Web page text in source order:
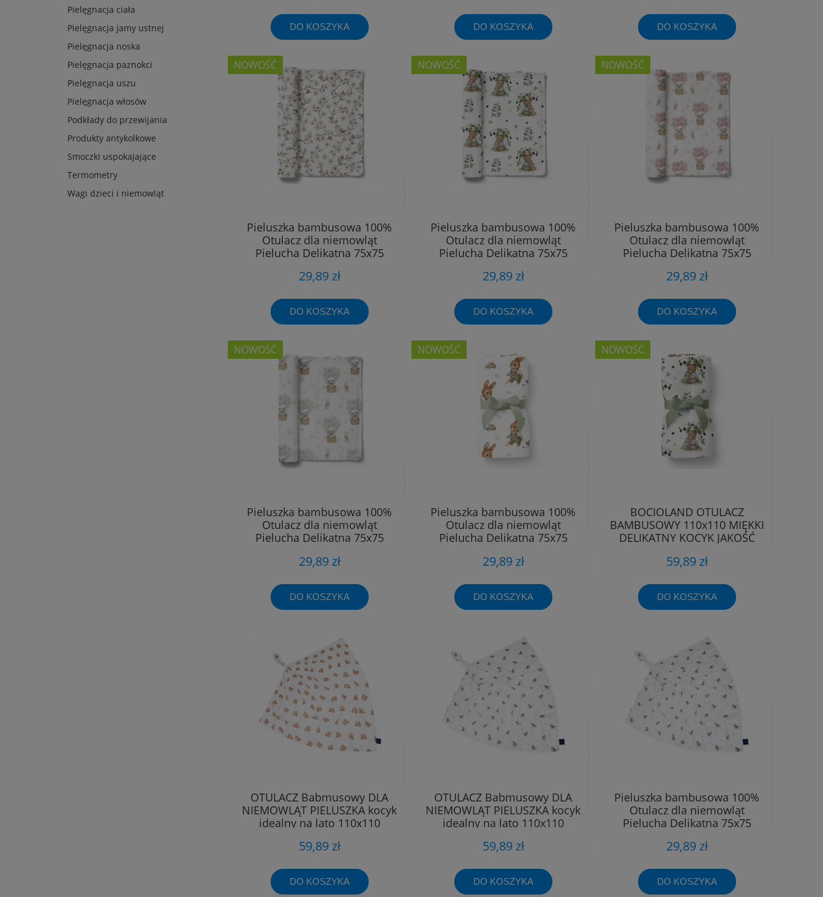
Pielęgnacja ciała
Pielęgnacja jamy ustnej
Pielęgnacja noska
Pielęgnacja paznokci
Pielęgnacja uszu
Pielęgnacja włosów
Podkłady do przewijania
Produkty antykolkowe
Smoczki uspokajające
Termometry
Wagi dzieci i niemowląt
DO KOSZYKA DO KOSZYKA DO KOSZYKA
Pieluszka bambusowa 100%
Otulacz dla niemowląt
Pielucha Delikatna 75x75
29,89 zł
DO KOSZYKA
NOWOŚĆ
Pieluszka bambusowa 100%
Otulacz dla niemowląt
Pielucha Delikatna 75x75
29,89 zł
DO KOSZYKA
NOWOŚĆ
Pieluszka bambusowa 100%
Otulacz dla niemowląt
Pielucha Delikatna 75x75
29,89 zł
DO KOSZYKA
NOWOŚĆ
Pieluszka bambusowa 100%
Otulacz dla niemowląt
Pielucha Delikatna 75x75
29,89 zł
DO KOSZYKA
NOWOŚĆ
Pieluszka bambusowa 100%
Otulacz dla niemowląt
Pielucha Delikatna 75x75
29,89 zł
DO KOSZYKA
NOWOŚĆ
BOCIOLAND OTULACZ
BAMBUSOWY 110x110 MIĘKKI
DELIKATNY KOCYK JAKOŚĆ
59,89 zł
DO KOSZYKA
NOWOŚĆ
OTULACZ Babmusowy DLA
NIEMOWLĄT PIELUSZKA kocyk
idealny na lato 110x110
59,89 zł
DO KOSZYKA
OTULACZ Babmusowy DLA
NIEMOWLĄT PIELUSZKA kocyk
idealny na lato 110x110
59,89 zł
DO KOSZYKA
Pieluszka bambusowa 100%
Otulacz dla niemowląt
Pielucha Delikatna 75x75
29,89 zł
DO KOSZYKA